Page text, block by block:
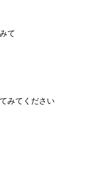
て
みてください